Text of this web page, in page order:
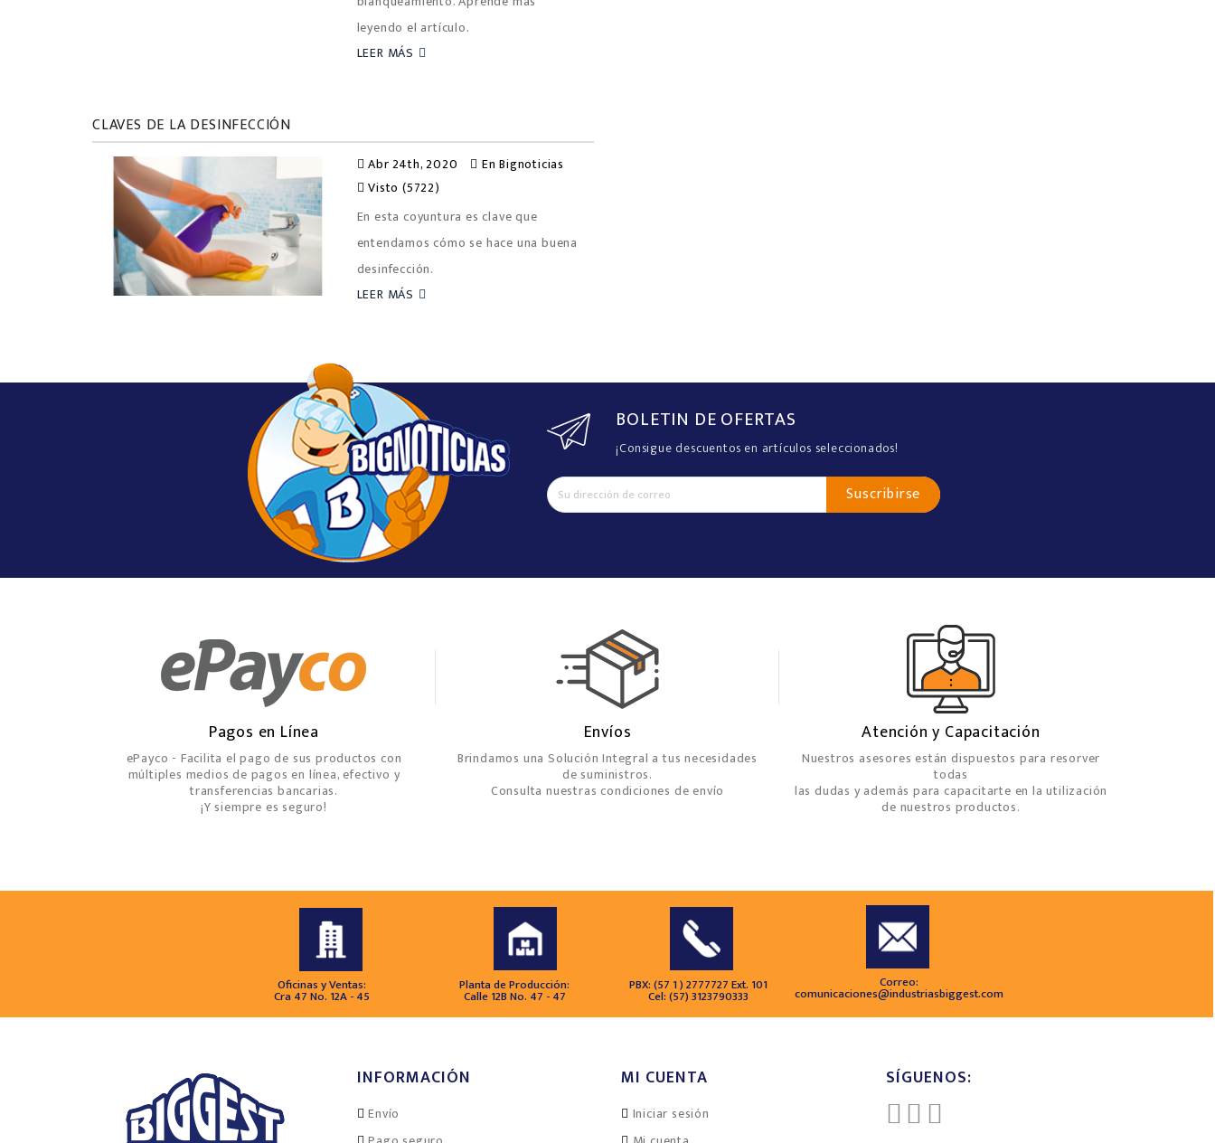
leyendo el artículo.
LEER MÁS
CLAVES DE LA DESINFECCIÓN
Abr 24th, 2020 En Bignoticias
Visto (5722)
En esta coyuntura es clave que
entendamos cómo se hace una buena
desinfección.
LEER MÁS
BOLETIN DE OFERTAS
¡Consigue descuentos en artículos seleccionados!
Pagos en Línea
ePayco - Facilita el pago de sus productos con
múltiples medios de pagos en línea, efectivo y
transferencias bancarias.
¡Y siempre es seguro!
Envíos
Brindamos una Solución Integral a tus necesidades
de suministros.
Consulta nuestras condiciones de envío
Atención y Capacitación
Nuestros asesores están dispuestos para resorver
todas
las dudas y además para capacitarte en la utilización
de nuestros productos.
Oficinas y Ventas:
Cra 47 No. 12A - 45
Planta de Producción:
Calle 12B No. 47 - 47
PBX: (57 1 ) 2777727 Ext. 101
Cel: (57) 3123790333
Correo:
comunicaciones@industriasbiggest.com
INFORMACIÓN
Envío
MI CUENTA
Iniciar sesión
SÍGUENOS: